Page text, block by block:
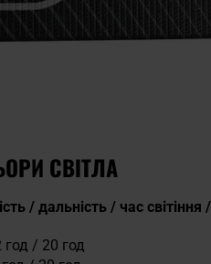
СВІТЛА
/ дальність / час
/ 20 год